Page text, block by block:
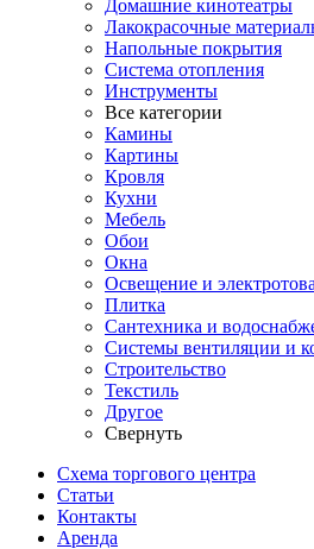
Домашние кинотеатры
Лакокрасочные
Напольные покрытия
Система отопления
Инструменты
Все категории
Камины
Картины
Кровля
Кухни
Мебель
Обои
Окна
Освещение и
Плитка
Сантехника и
Системы вентиляции и
Строительство
Текстиль
Другое
Свернуть
Схема торгового центра
Статьи
Контакты
Аренда